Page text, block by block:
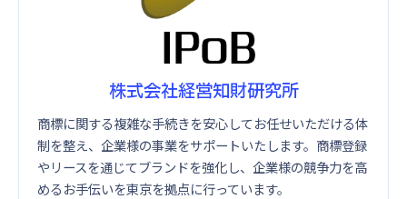
株式会社経営知財研究所
商標に関する複雑な手続きを安心してお任せいただける体
制を整え、企業様の事業をサポートいたします。商標登録
やリースを通じてブランドを強化し、企業様の競争力を高
めるお手伝いを東京を拠点に行っています。